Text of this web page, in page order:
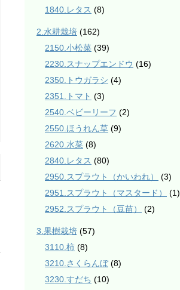
1840.レタス (8)
2.水耕栽培 (162)
2150.小松菜 (39)
2230.スナップエンドウ (16)
2350.トウガラシ (4)
2351.トマト (3)
2540.ベビーリーフ (2)
2550.ほうれん草 (9)
2620.水菜 (8)
2840.レタス (80)
2950.スプラウト（かいわれ）
(3)
2951.スプラウト（マスタード）
(1)
2952.スプラウト（豆苗）
(2)
3.果樹栽培 (57)
3110.柿 (8)
3210.さくらんぼ(8)
3230.すだち (10)